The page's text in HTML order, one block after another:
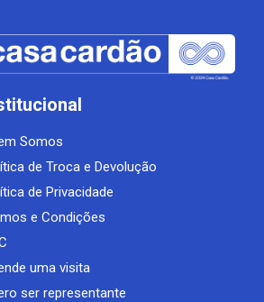
Somos
de Troca e Devolução
de Privacidade
e Condições
uma visita
ser representante